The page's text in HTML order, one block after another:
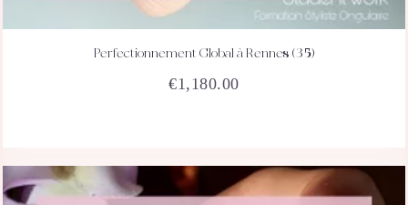
ACHETEZ DÉTAILS
Perfectionnement Global à Rennes (35)
€1,180.00